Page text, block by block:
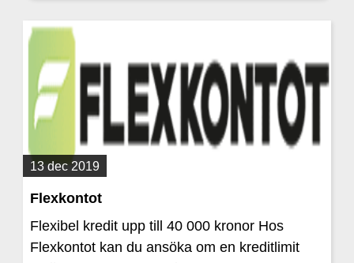
13 dec 2019
Flexkontot
Flexibel kredit upp till 40 000 kronor Hos
Flexkontot kan du ansöka om en kreditlimit